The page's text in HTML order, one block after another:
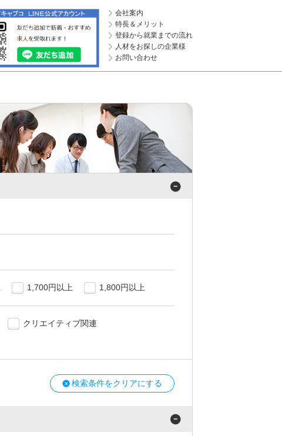
会社案内
特長＆メリット
登録から就業までの流れ
人材をお探しの企業様
お問い合わせ
1,700円以上 1,800円以上
クリエイティブ関連